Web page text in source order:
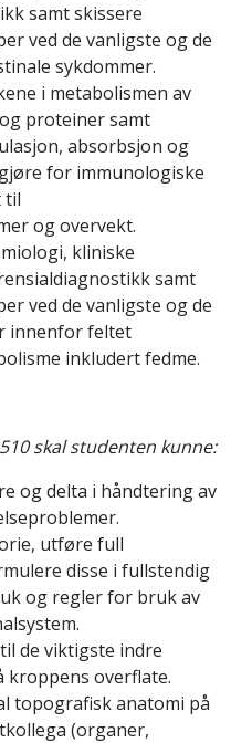
samt skissere
ved de vanligste og de
sykdommer.
i metabolismen av
proteiner samt
absorbsjon og
for immunologiske
til
og overvekt.
kliniske
samt
ved de vanligste og de
innenfor feltet
inkludert fedme.
skal studenten kunne:
og delta i håndtering av
utføre full
disse i fullstendig
og regler for bruk av
de viktigste indre
overflate.
topografisk anatomi på
(organer,